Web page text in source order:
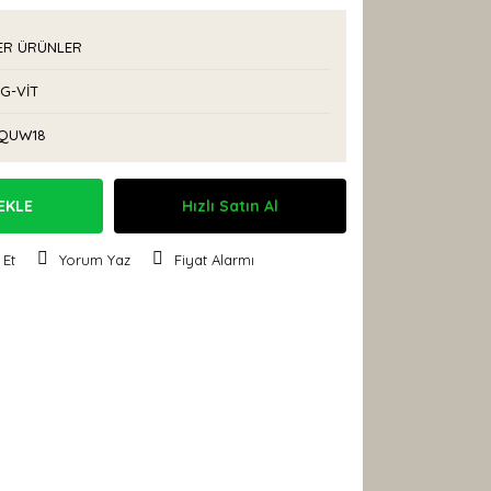
ÜRÜNLER
VİT
Hızlı Satın Al
Yorum Yaz Fiyat Alarmı